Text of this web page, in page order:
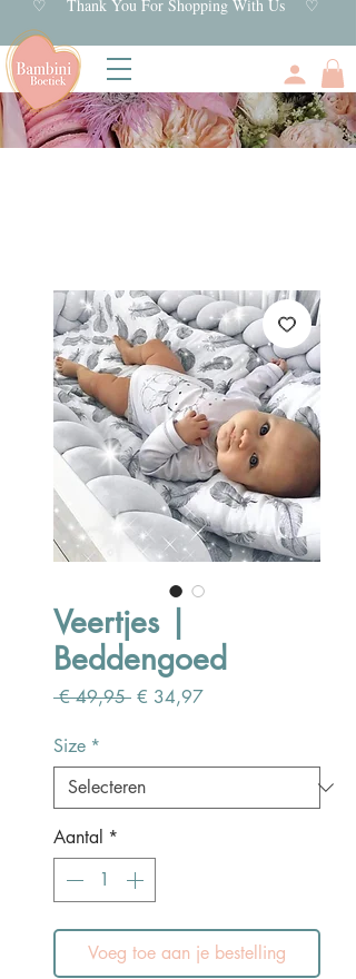
♡ Thank You For Shopping With Us ♡
Veertjes |
Beddengoed
€ 49,95 Normale
€ 34,97Verkoopprijs
Size *
Aantal *
Voeg toe aan je bestelling